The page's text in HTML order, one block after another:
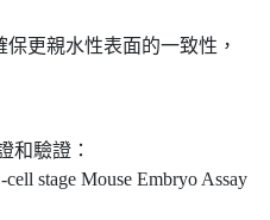
更親水性表面的一致性，
和驗證：
stage Mouse Embryo Assay